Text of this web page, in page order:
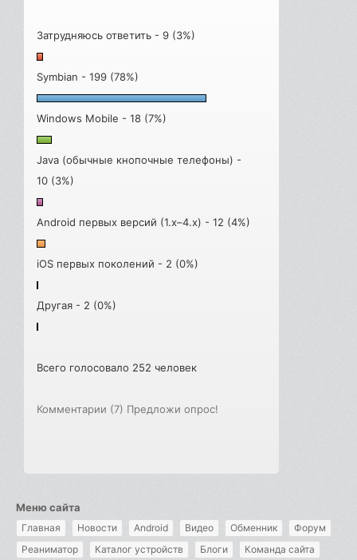
Затрудняюсь ответить - 9 (3%)
Symbian - 199 (78%)
Windows Mobile - 18 (7%)
Java (обычные кнопочные телефоны) -
10 (3%)
Android первых версий (1.x–4.x) - 12 (4%)
iOS первых поколений - 2 (0%)
Другая - 2 (0%)
Всего голосовало 252 человек
Комментарии (7) Предложи опрос!
Меню сайта
Главная Новости Android Видео Обменник
Форум
Реаниматор
Каталог устройств Блоги Команда сайта